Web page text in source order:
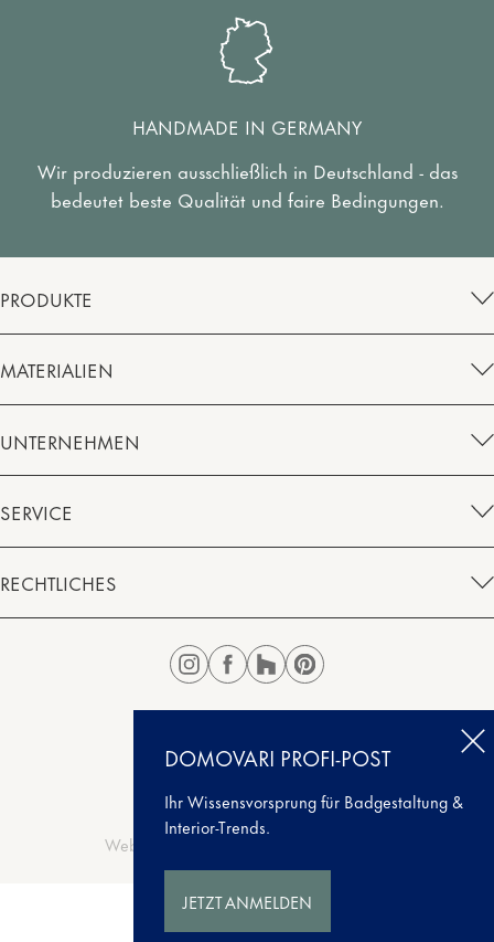
HANDMADE IN GERMANY
Wir produzieren ausschließlich in Deutschland - das
bedeutet beste Qualität und faire Bedingungen.
DOMOVARI PROFI-POST
Ihr Wissensvorsprung für Badgestaltung &
Interior-Trends.
JETZT ANMELDEN
PRODUKTE
MATERIALIEN
UNTERNEHMEN
SERVICE
RECHTLICHES
InstagramFacebook
HouzzPinterest
© 2026 domovari
Website made by